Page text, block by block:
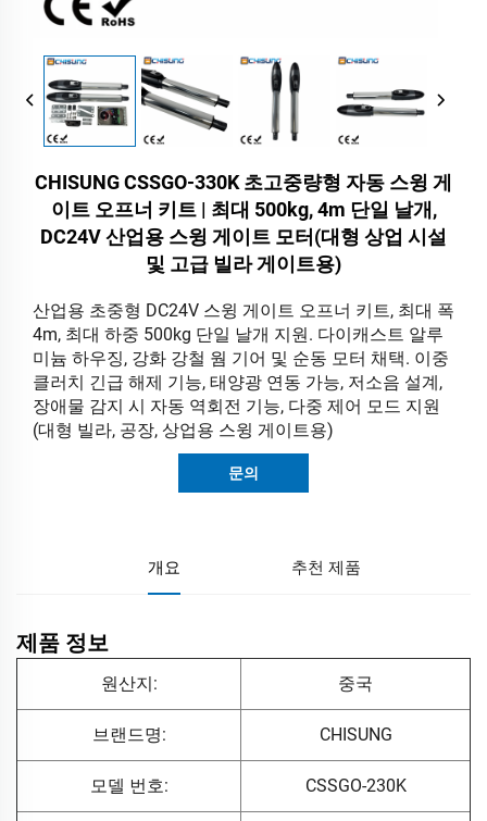
CHISUNG CSSGO-330K 초고중량형 자동 스윙 게
이트 오프너 키트 | 최대 500kg, 4m 단일 날개,
DC24V 산업용 스윙 게이트 모터(대형 상업 시설
및 고급 빌라 게이트용)
산업용 초중형 DC24V 스윙 게이트 오프너 키트, 최대 폭
4m, 최대 하중 500kg 단일 날개 지원. 다이캐스트 알루
미늄 하우징, 강화 강철 웜 기어 및 순동 모터 채택. 이중
클러치 긴급 해제 기능, 태양광 연동 가능, 저소음 설계,
장애물 감지 시 자동 역회전 기능, 다중 제어 모드 지원
(대형 빌라, 공장, 상업용 스윙 게이트용)
문의
개요 추천 제품
제품 정보
원산지: 중국
브랜드명: CHISUNG
모델 번호: CSSGO-230K